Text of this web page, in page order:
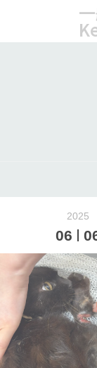
2025
06